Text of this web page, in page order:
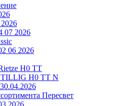
07 2026
06 2026
H0 TT
H0 TT N
Пересвет